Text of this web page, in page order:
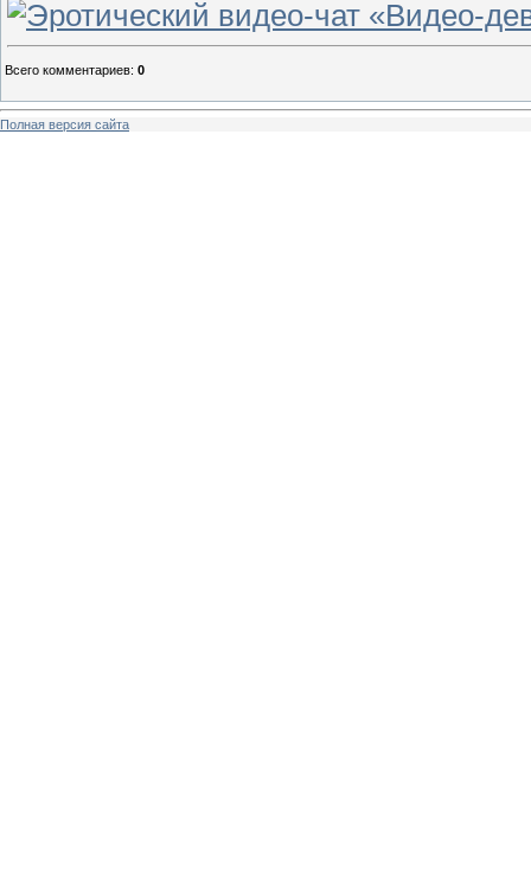
Всего комментариев: 0
Полная версия сайта